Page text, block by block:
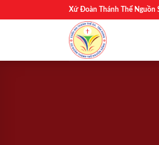
to
Xứ Đoàn Thánh Thể Nguồn